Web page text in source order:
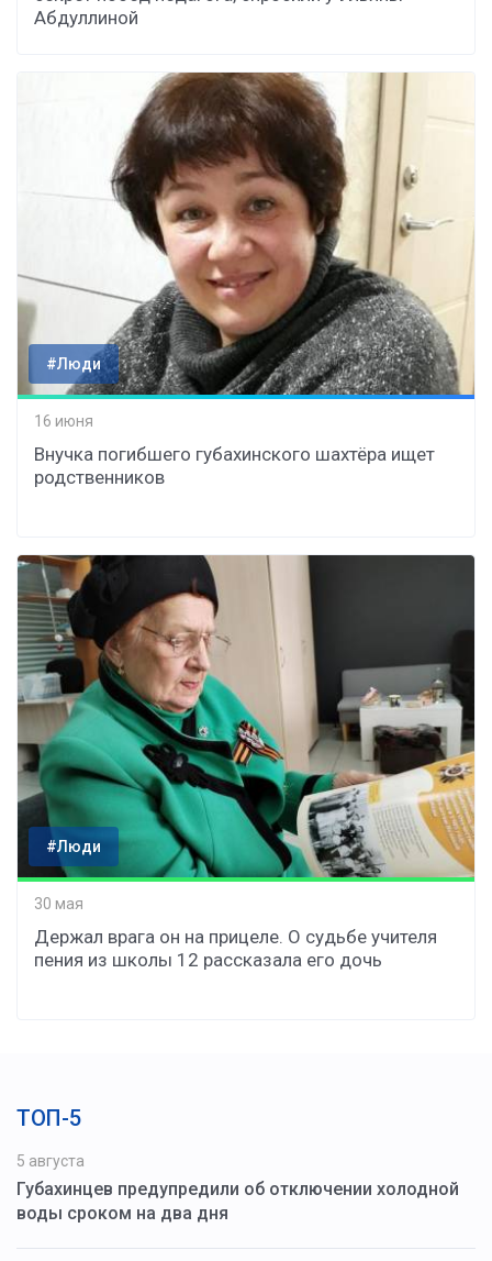
Абдуллиной
#Люди
16 июня
Внучка погибшего губахинского шахтёра ищет
родственников
#Люди
30 мая
Держал врага он на прицеле. О судьбе учителя
пения из школы 12 рассказала его дочь
ТОП-5
5 августа
Губахинцев предупредили об отключении холодной
воды сроком на два дня